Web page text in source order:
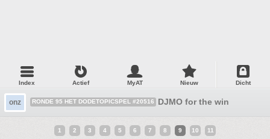
Index Actief MyAT Nieuw Dicht
onz RONDE 95 HET DODETOPICSPEL #20516 DJMO for the win
1 2 3 4 5 6 7 8 9 10 11